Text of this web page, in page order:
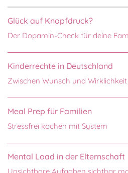
Glück auf Knopfdruck?
Der Dopamin-Check für deine
Kinderrechte in Deutschland
Zwischen Wunsch und Wirklichkeit
Meal Prep für Familien
Stressfrei kochen mit System
Mental Load in der Elternschaft